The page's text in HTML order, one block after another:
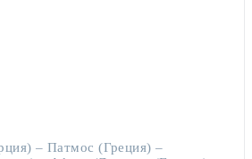
– Патмос (Греция) –